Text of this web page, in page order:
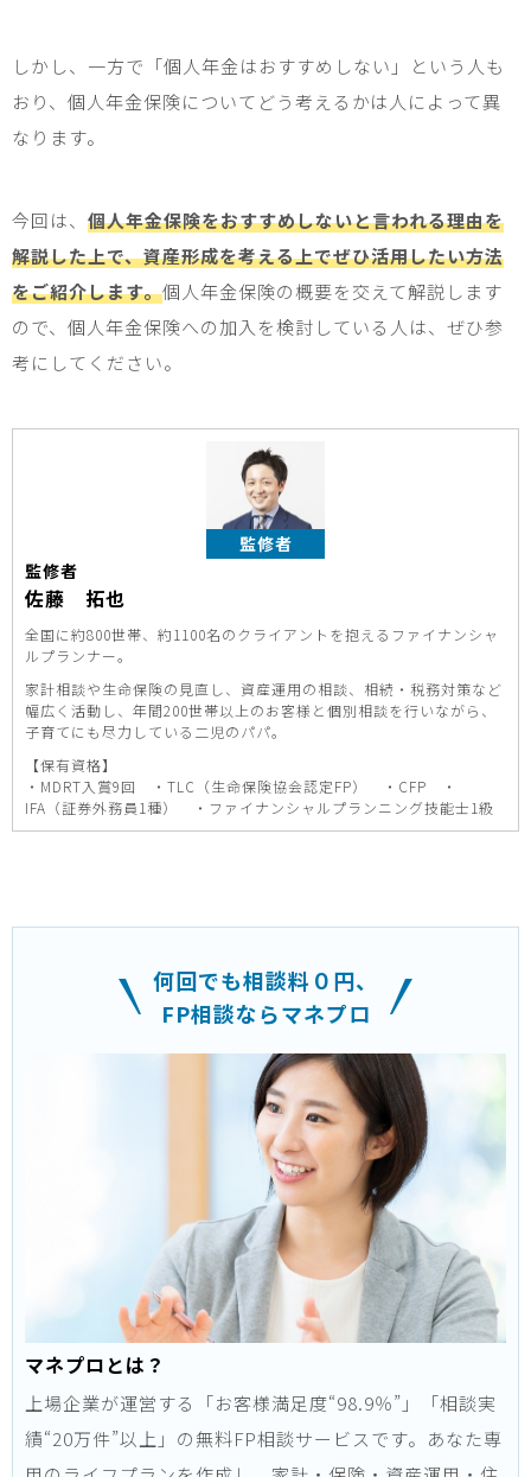
しかし、一方で「個人年金はおすすめしない」という人も
おり、個人年金保険についてどう考えるかは人によって異
なります。
今回は、 個人年金保険をおすすめしないと言われる理由を
解説した上で、資産形成を考える上でぜひ活用したい方法
をご紹介します。個人年金保険の概要を交えて解説します
ので、個人年金保険への加入を検討している人は、ぜひ参
考にしてください。
監修者
監修者
佐藤 拓也
全国に約800世帯、約1100名のクライアントを抱えるファイナンシャ
ルプランナー。
家計相談や生命保険の見直し、資産運用の相談、相続・税務対策など
幅広く活動し、年間200世帯以上のお客様と個別相談を行いながら、
子育てにも尽力している二児のパパ。
【保有資格】
・MDRT入賞9回 ・TLC（生命保険協会認定FP） ・CFP ・
IFA（証券外務員1種） ・ファイナンシャルプランニング技能士1級
何回でも相談料０円、
FP相談ならマネプロ
マネプロとは？
上場企業が運営する「お客様満足度“98.9％”」「相談実
績“20万件”以上」の無料FP相談サービスです。あなた専